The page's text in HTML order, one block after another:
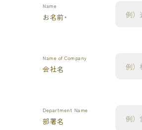
Name
お名前*
Name of Company
会社名
Department Name
部署名